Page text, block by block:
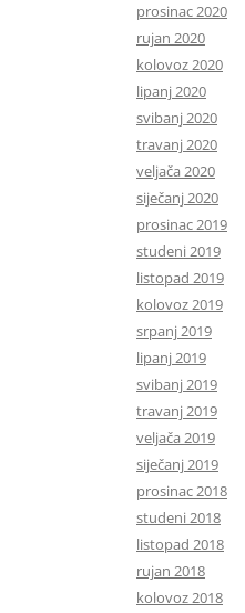
prosinac 2020
rujan 2020
kolovoz 2020
lipanj 2020
svibanj 2020
travanj 2020
veljača 2020
siječanj 2020
prosinac 2019
studeni 2019
listopad 2019
kolovoz 2019
srpanj 2019
lipanj 2019
svibanj 2019
travanj 2019
veljača 2019
siječanj 2019
prosinac 2018
studeni 2018
listopad 2018
rujan 2018
kolovoz 2018